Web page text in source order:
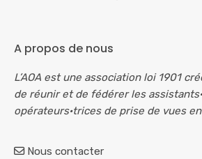
A propos de nous
L’AOA est une association loi 1901
de réunir et de fédérer les
opérateurs·trices de prise de vues
Nous contacter